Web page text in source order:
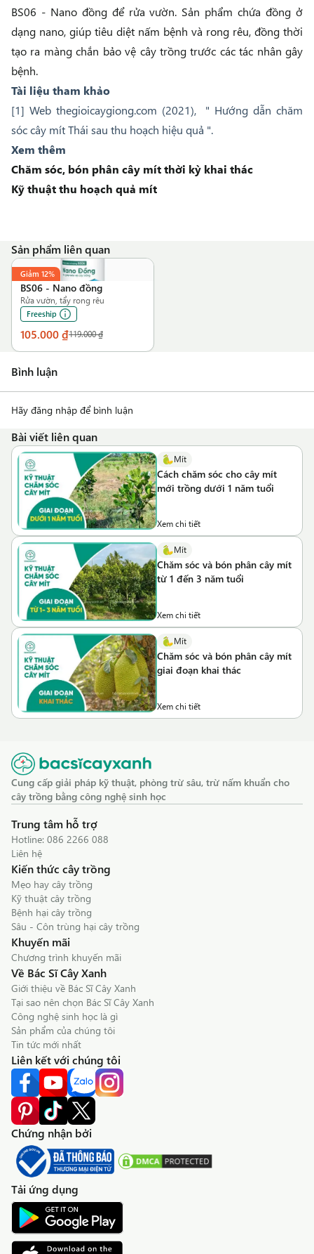
BS06 - Nano đồngđể rửa vườn. Sản phẩm chứa đồng ở
dạng nano, giúp tiêu diệt nấm bệnh và rong rêu, đồng thời
tạo ra màng chắn bảo vệ cây trồng trước các tác nhân gây
bệnh.
Tài liệu tham khảo
[1] Web thegioicaygiong.com (2021), " Hướng dẫn chăm
sóc cây mít Thái sau thu hoạch hiệu quả ".
Xem thêm
Chăm sóc, bón phân cây mít thời kỳ khai thác
Kỹ thuật thu hoạch quả mít
Sản phẩm liên quan
Giảm 12%
BS06 - Nano đồng
Rửa vườn, tẩy rong rêu
Freeship
105.000 ₫119.000 ₫
Bình luận
Hãy đăng nhập để bình luận
Bài viết liên quan
Mít
Cách chăm sóc cho cây mít
mới trồng dưới 1 năm tuổi
Xem chi tiết
Mít
Chăm sóc và bón phân cây mít
từ 1 đến 3 năm tuổi
Xem chi tiết
Mít
Chăm sóc và bón phân cây mít
giai đoạn khai thác
Xem chi tiết
Cung cấp giải pháp kỹ thuật, phòng trừ sâu, trừ nấm khuẩn cho
cây trồng bằng công nghệ sinh học
Trung tâm hỗ trợ
Hotline: 086 2266 088
Liên hệ
Kiến thức cây trồng
Mẹo hay cây trồng
Kỹ thuật cây trồng
Bệnh hại cây trồng
Sâu - Côn trùng hại cây trồng
Khuyến mãi
Chương trình khuyến mãi
Về Bác Sĩ Cây Xanh
Giới thiệu về Bác Sĩ Cây Xanh
Tại sao nên chọn Bác Sĩ Cây Xanh
Công nghệ sinh học là gì
Sản phẩm của chúng tôi
Tin tức mới nhất
Liên kết với chúng tôi
Chứng nhận bởi
Tải ứng dụng